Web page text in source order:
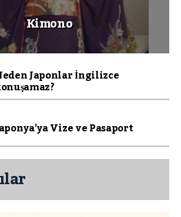
Kimono
Japonlar İngilizce
Vize ve Pasaport